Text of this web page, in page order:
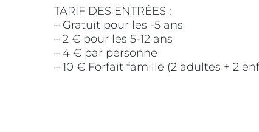
TARIF DES ENTRÉES :
– Gratuit pour les -5 ans
– 2 € pour les 5-12 ans
– 4 € par personne
– 10 € Forfait famille (2 adultes + 2